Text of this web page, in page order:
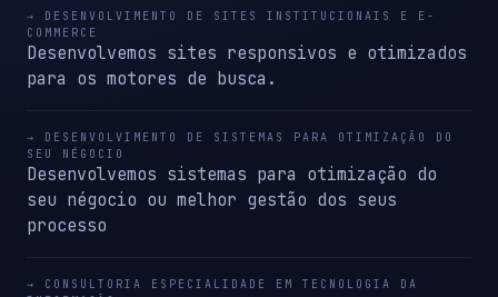
→ DESENVOLVIMENTO DE SITES INSTITUCIONAIS E E-
COMMERCE
Desenvolvemos sites responsivos e otimizados
para os motores de busca.
→ DESENVOLVIMENTO DE SISTEMAS PARA OTIMIZAÇÃO DO
SEU NÉGOCIO
Desenvolvemos sistemas para otimização do
seu négocio ou melhor gestão dos seus
processo
→ CONSULTORIA ESPECIALIDADE EM TECNOLOGIA DA